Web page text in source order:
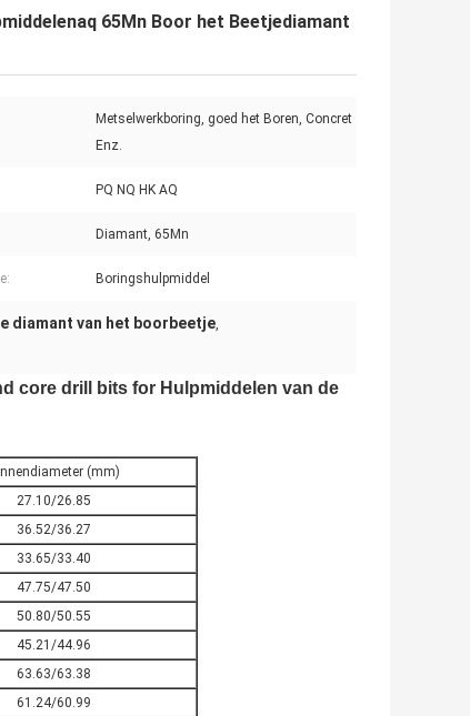
65Mn Boor het Beetjediamant
Metselwerkboring, goed het Boren, Concret
Enz.
PQ NQ HK AQ
Diamant, 65Mn
Boringshulpmiddel
diamant van het boorbeetje,
core drill bits for Hulpmiddelen van de
(mm)
27.10/26.85
36.52/36.27
33.65/33.40
47.75/47.50
50.80/50.55
45.21/44.96
63.63/63.38
61.24/60.99